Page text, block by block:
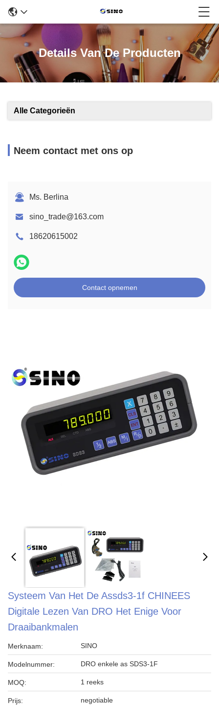
Details Van De Producten
Alle Categorieën
Neem contact met ons op
Ms. Berlina
sino_trade@163.com
18620615002
Contact opnemen
Systeem Van Het De Assds3-1f CHINEES
Digitale Lezen Van DRO Het Enige Voor
Draaibankmalen
Merknaam: SINO
Modelnummer: DRO enkele as SDS3-1F
MOQ: 1 reeks
Prijs: negotiable